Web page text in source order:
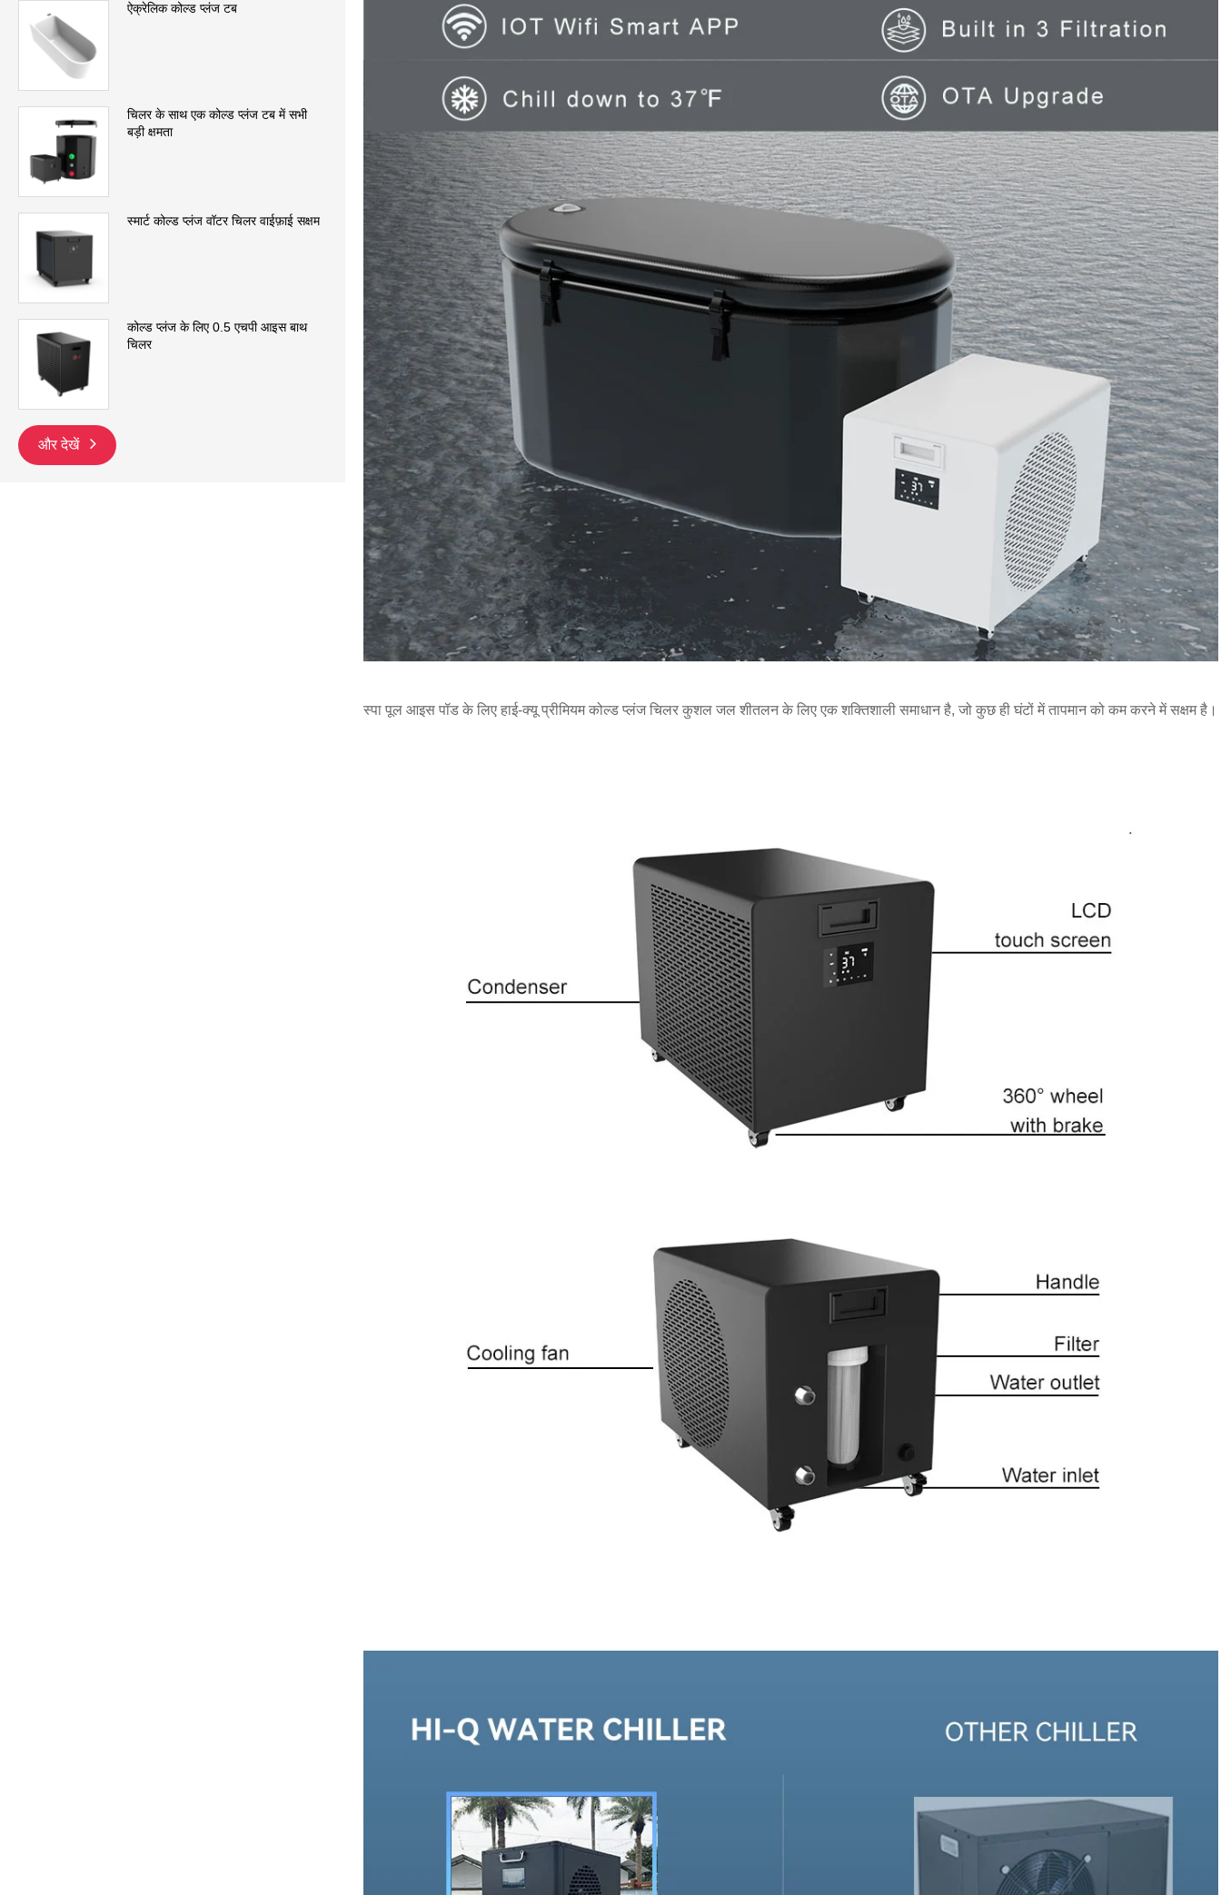
ऐक्रेलिक कोल्ड प्लंज टब
चिलर के साथ एक कोल्ड प्लंज टब में सभी
बड़ी क्षमता
स्मार्ट कोल्ड प्लंज वॉटर चिलर वाईफ़ाई सक्षम
कोल्ड प्लंज के लिए 0.5 एचपी आइस बाथ
चिलर
और देखें
स्पा पूल आइस पॉड के लिए हाई-क्यू प्रीमियम कोल्ड प्लंज चिलर कुशल जल शीतलन के लिए एक शक्तिशाली समाधान है, जो कुछ ही घंटों में तापमान को कम करने में सक्षम है।